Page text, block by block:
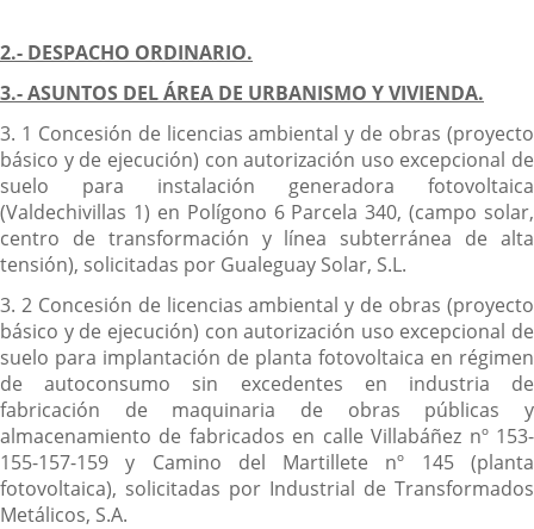
2.- DESPACHO ORDINARIO.
3.- ASUNTOS DEL ÁREA DE URBANISMO Y VIVIENDA.
3. 1 Concesión de licencias ambiental y de obras (proyecto
básico y de ejecución) con autorización uso excepcional de
suelo para instalación generadora fotovoltaica
(Valdechivillas 1) en Polígono 6 Parcela 340, (campo solar,
centro de transformación y línea subterránea de alta
tensión), solicitadas por Gualeguay Solar, S.L.
3. 2 Concesión de licencias ambiental y de obras (proyecto
básico y de ejecución) con autorización uso excepcional de
suelo para implantación de planta fotovoltaica en régimen
de autoconsumo sin excedentes en industria de
fabricación de maquinaria de obras públicas y
almacenamiento de fabricados en calle Villabáñez nº 153-
155-157-159 y Camino del Martillete nº 145 (planta
fotovoltaica), solicitadas por Industrial de Transformados
Metálicos, S.A.